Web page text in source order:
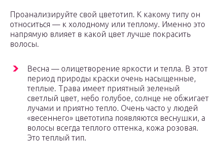
Проанализируйте свой цветотип. К какому типу он
относиться — к холодному или теплому. Именно это
напрямую влияет в какой цвет лучше покрасить
волосы.
Весна — олицетворение яркости и тепла. В этот
период природы краски очень насыщенные,
теплые. Трава имеет приятный зеленый
светлый цвет, небо голубое, солнце не обжигает
лучами и приятно тепло. Очень часто у людей
«весеннего» цветотипа появляются веснушки, а
волосы всегда теплого оттенка, кожа розовая.
Это теплый тип.